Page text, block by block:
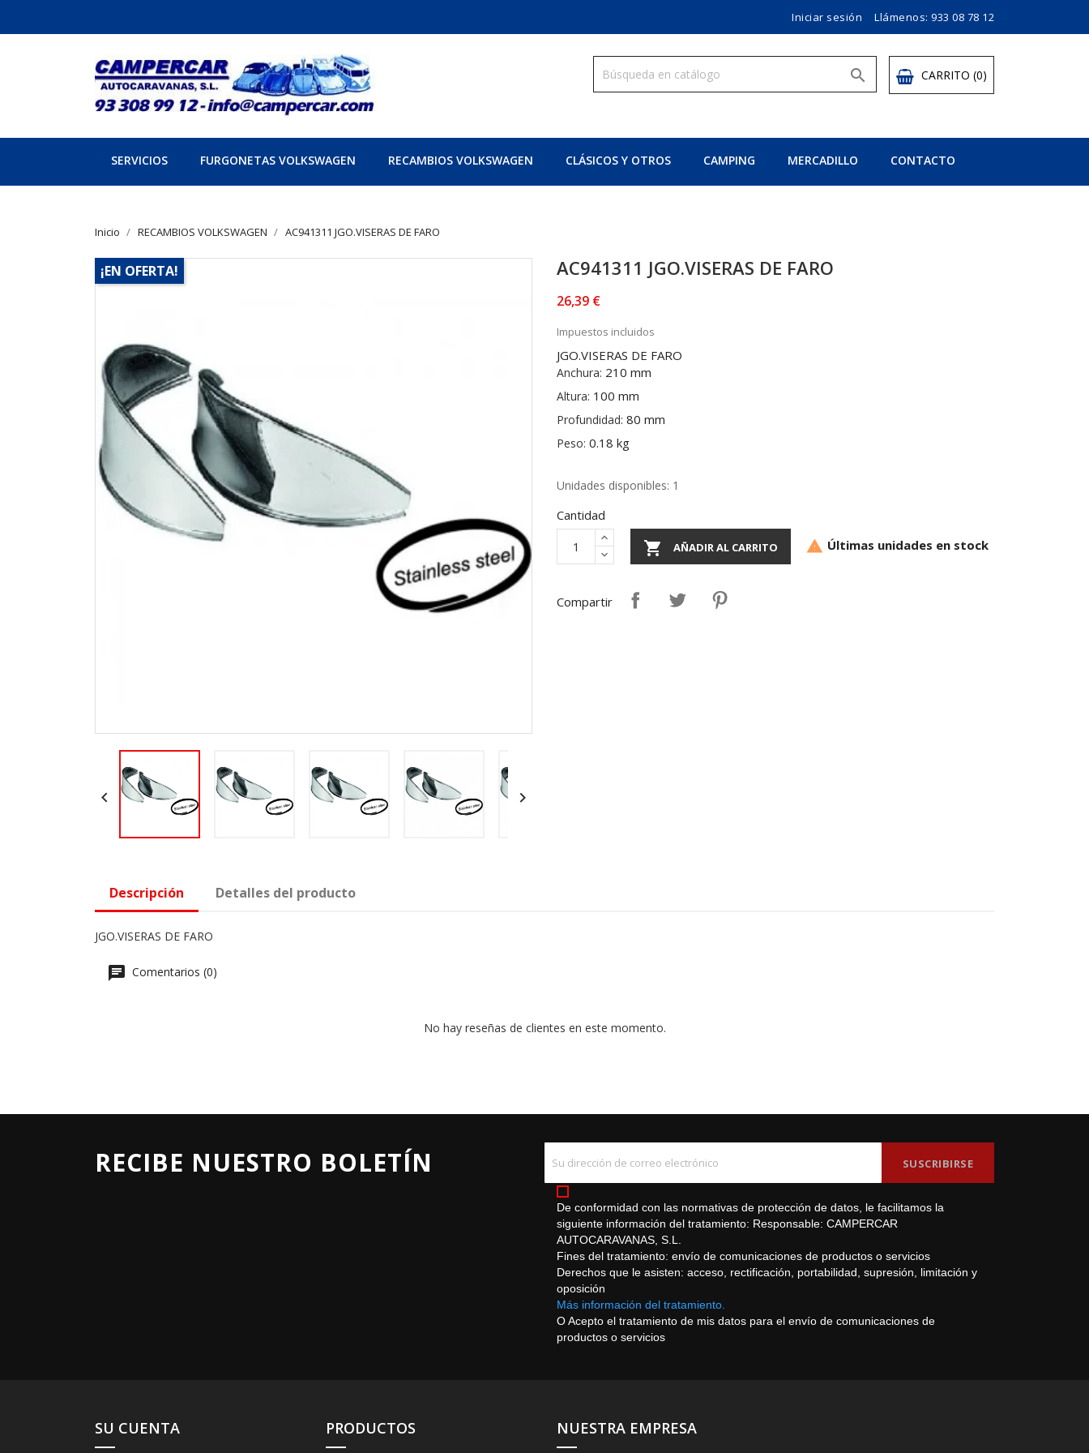
Iniciar sesión Llámenos: 933 08 78 12
CARRITO (0)

SERVICIOS FURGONETAS VOLKSWAGEN RECAMBIOS VOLKSWAGEN CLÁSICOS Y OTROS CAMPING MERCADILLO CONTACTO
Inicio RECAMBIOS VOLKSWAGEN AC941311 JGO.VISERAS DE FARO
¡EN OFERTA!
 
AC941311 JGO.VISERAS DE FARO
26,39 €
Impuestos incluidos
JGO.VISERAS DE FARO
Anchura: 210 mm
Altura: 100 mm
Profundidad: 80 mm
Peso: 0.18 kg
Unidades disponibles: 1
Cantidad
 AÑADIR AL CARRITO  Últimas unidades en stock
Compartir
Descripción Detalles del producto
JGO.VISERAS DE FARO
Comentarios (0)
No hay reseñas de clientes en este momento.
RECIBE NUESTRO BOLETÍN
De conformidad con las normativas de protección de datos, le facilitamos la
siguiente información del tratamiento: Responsable: CAMPERCAR
AUTOCARAVANAS, S.L.
Fines del tratamiento: envío de comunicaciones de productos o servicios
Derechos que le asisten: acceso, rectificación, portabilidad, supresión, limitación y
oposición
Más información del tratamiento.
O Acepto el tratamiento de mis datos para el envío de comunicaciones de
productos o servicios
SU CUENTA PRODUCTOS NUESTRA EMPRESA